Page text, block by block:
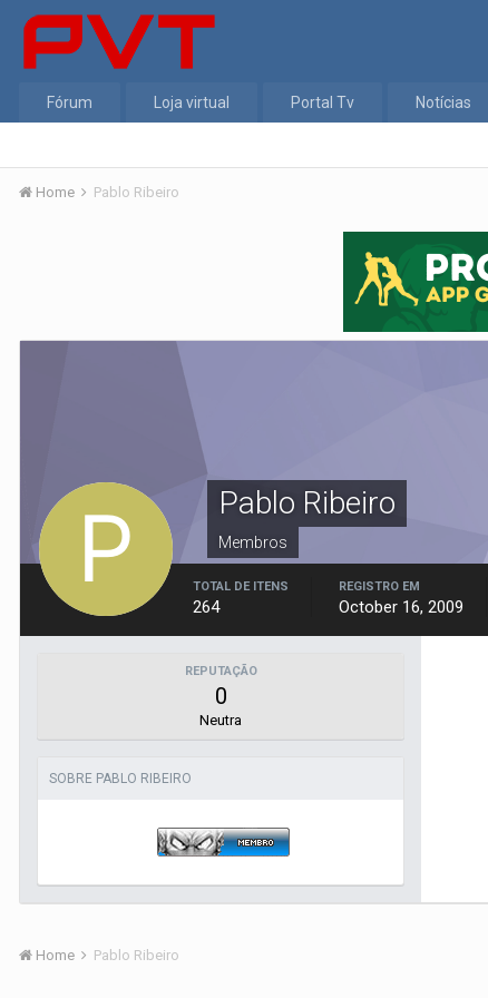
Fórum Loja virtual Portal Tv Notícias
Home Pablo Ribeiro
Pablo Ribeiro
Membros
TOTAL DE ITENS
264
REGISTRO EM
October 16, 2009
REPUTAÇÃO
0
Neutra
SOBRE PABLO RIBEIRO
Home Pablo Ribeiro